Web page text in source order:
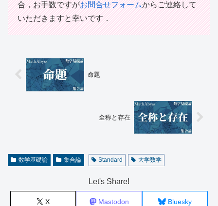
合，お手数ですがお問合せフォームからご連絡して
いただきますと幸いです．
命題
全称と存在
数学基礎論 集合論 Standard 大学数学
Let's Share!
X Mastodon Bluesky